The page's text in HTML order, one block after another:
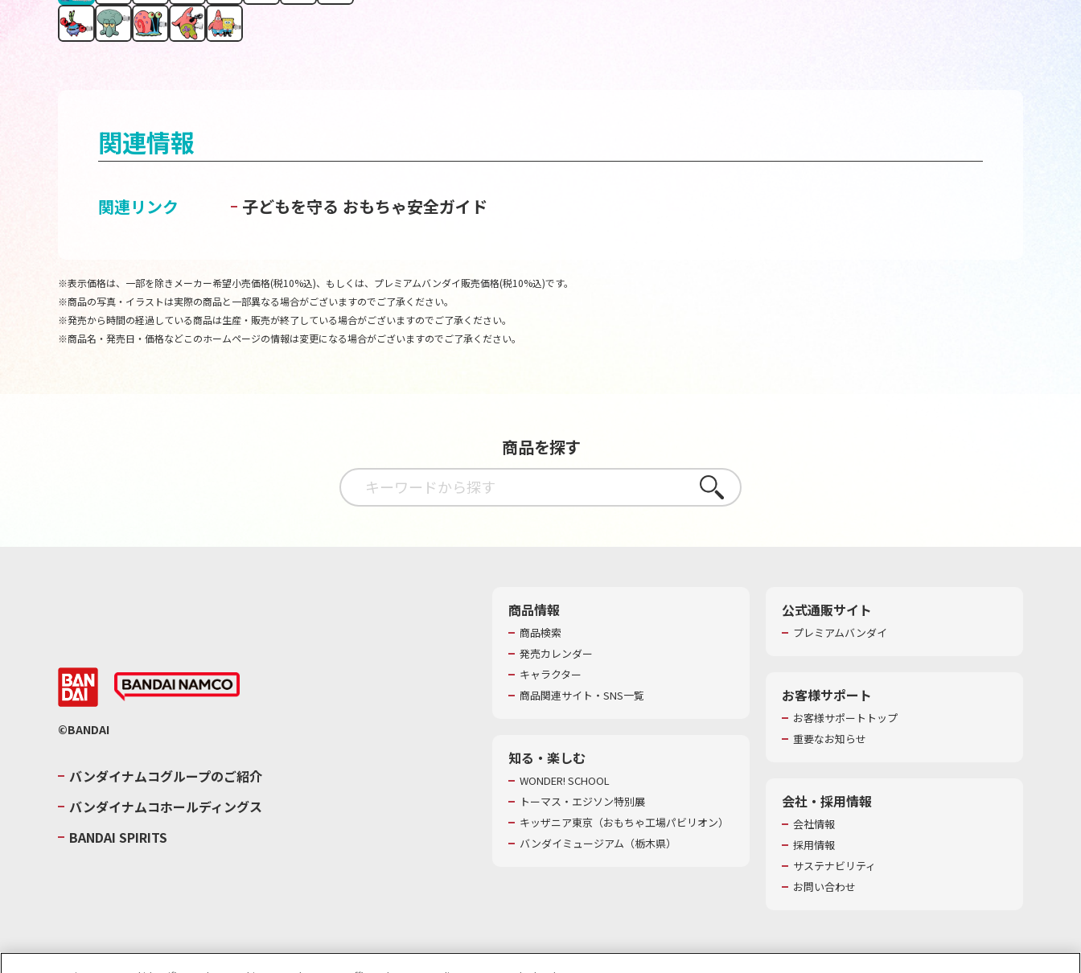
関連情報
関連リンク 子どもを守る おもちゃ安全ガイド
※表示価格は、一部を除きメーカー希望小売価格(税10%込)、もしくは、プレミアムバンダイ販売価格(税10%込)です。
※商品の写真・イラストは実際の商品と一部異なる場合がございますのでご了承ください。
※発売から時間の経過している商品は生産・販売が終了している場合がございますのでご了承ください。
※商品名・発売日・価格などこのホームページの情報は変更になる場合がございますのでご了承ください。
商品を探す
さがす
©BANDAI
バンダイナムコグループのご紹介
バンダイナムコホールディングス
BANDAI SPIRITS
商品情報
商品検索
発売カレンダー
キャラクター
商品関連サイト・SNS一覧
知る・楽しむ
WONDER! SCHOOL
トーマス・エジソン特別展
キッザニア東京（おもちゃ工場パビリオン）​
バンダイミュージアム（栃木県）
公式通販サイト
プレミアムバンダイ
お客様サポート
お客様サポートトップ
重要なお知らせ
会社・採用情報
会社情報
採用情報
サステナビリティ
お問い合わせ